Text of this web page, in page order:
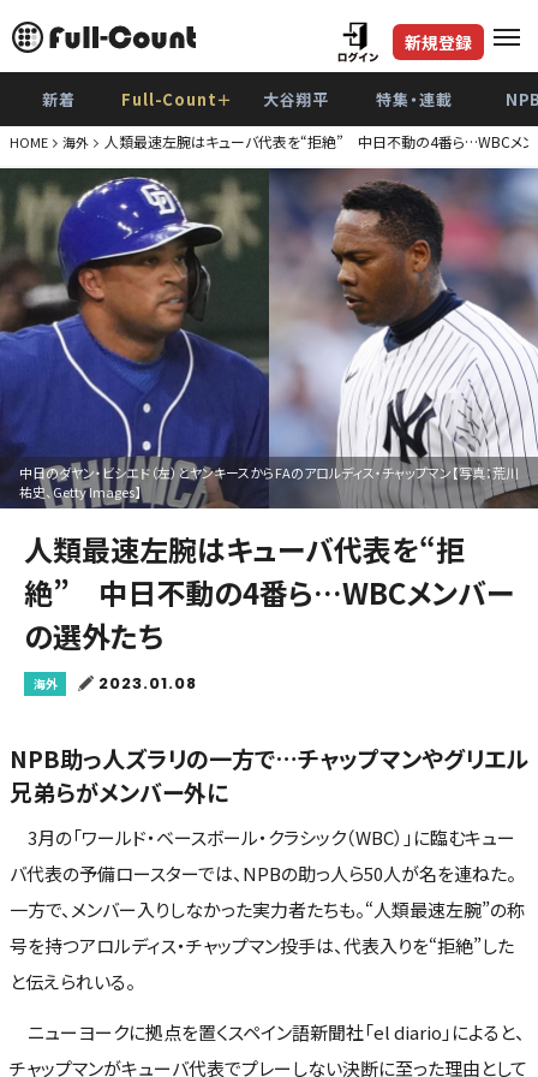
新規登録
新着 Full-Count＋ 大谷翔平 特集・連載
HOME 海外 人類最速左腕はキューバ代表を“拒絶” 中日不動の4番ら…WBCメン
中日のダヤン・ビシエド（左）とヤンキースからFAのアロルディス・チャップマン【写真：荒川
祐史、Getty Images】
人類最速左腕はキューバ代表を“拒
絶” 中日不動の4番ら…WBCメンバー
の選外たち
海外 2023.01.08
NPB助っ人ズラリの一方で…チャップマンやグリエル
兄弟らがメンバー外に
3月の「ワールド・ベースボール・クラシック（WBC）」に臨むキュー
バ代表の予備ロースターでは、NPBの助っ人ら50人が名を連ねた。
一方で、メンバー入りしなかった実力者たちも。“人類最速左腕”の称
号を持つアロルディス・チャップマン投手は、代表入りを“拒絶”した
と伝えられいる。
ニューヨークに拠点を置くスペイン語新聞社「el diario」によると、
チャップマンがキューバ代表でプレーしない決断に至った理由として